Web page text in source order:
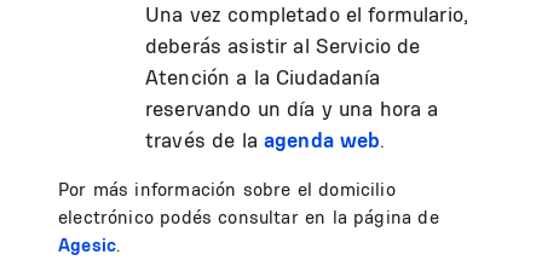
Una vez completado el formulario,
deberás asistir al Servicio de
Atención a la Ciudadanía
reservando un día y una hora a
través de la agenda web.
Por más información sobre el domicilio
electrónico podés consultar en la página de
Agesic.